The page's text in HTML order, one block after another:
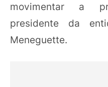
movimentar a
presidente da
Meneguette.